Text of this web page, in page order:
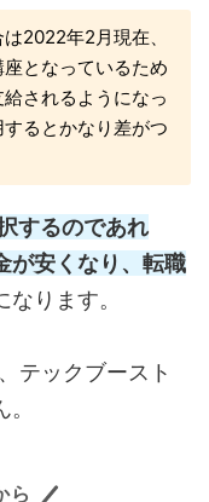
2022年2月現在、
となっているため
されるようになっ
るとかなり差がつ
するのであれ
が安くなり、転職
なります。
テックブースト
ら